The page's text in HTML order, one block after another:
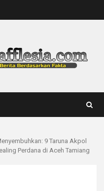
9 Taruna Akpol
Perdana di Aceh Tamiang